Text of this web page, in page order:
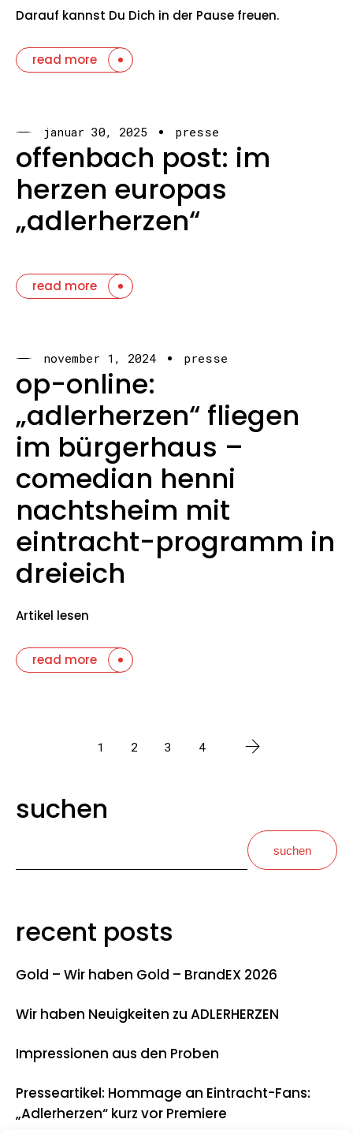
Darauf kannst Du Dich in der Pause freuen.
read more
januar 30, 2025 presse
offenbach post: im
herzen europas
„adlerherzen“
read more
november 1, 2024 presse
op-online:
„adlerherzen“ fliegen
im bürgerhaus –
comedian henni
nachtsheim mit
eintracht-programm in
dreieich
Artikel lesen
read more
1 2 3 4
suchen
suchen
recent posts
Gold – Wir haben Gold – BrandEX 2026
Wir haben Neuigkeiten zu ADLERHERZEN
Impressionen aus den Proben
Presseartikel: Hommage an Eintracht-Fans:
„Adlerherzen“ kurz vor Premiere